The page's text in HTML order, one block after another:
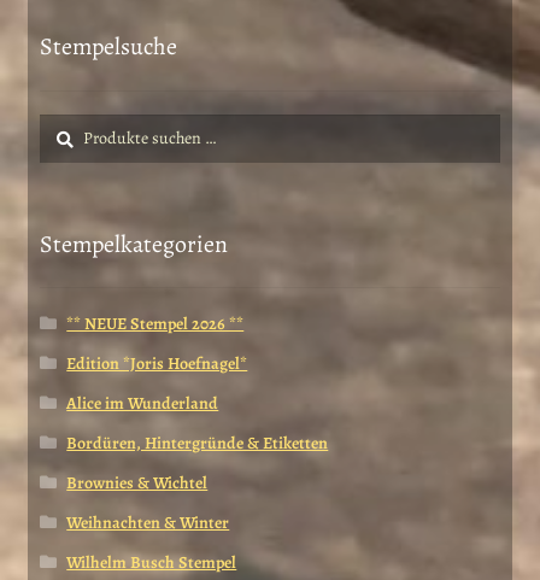
werden
Stempelsuche
Suche
nach:
Suchen
Stempelkategorien
** NEUE Stempel 2026 **
Edition *Joris Hoefnagel*
Alice im Wunderland
Bordüren, Hintergründe & Etiketten
Brownies & Wichtel
Weihnachten & Winter
Wilhelm Busch Stempel